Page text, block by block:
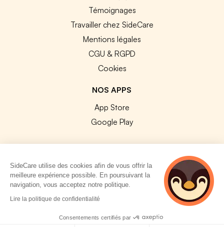
Témoignages
Travailler chez SideCare
Mentions légales
CGU & RGPD
Cookies
NOS APPS
App Store
Google Play
© 2026 SideCare. Tous droits réservés.
SideCare utilise des cookies afin de vous offrir la
meilleure expérience possible. En poursuivant la
navigation, vous acceptez notre politique.
Lire la politique de confidentialité
Consentements certifiés par
4 personnes
consultent
actuellement cette